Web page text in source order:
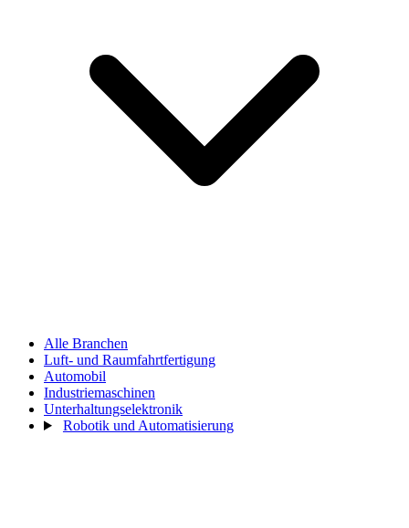
Alle Branchen
Luft- und Raumfahrtfertigung
Automobil
Industriemaschinen
Unterhaltungselektronik
Robotik und Automatisierung